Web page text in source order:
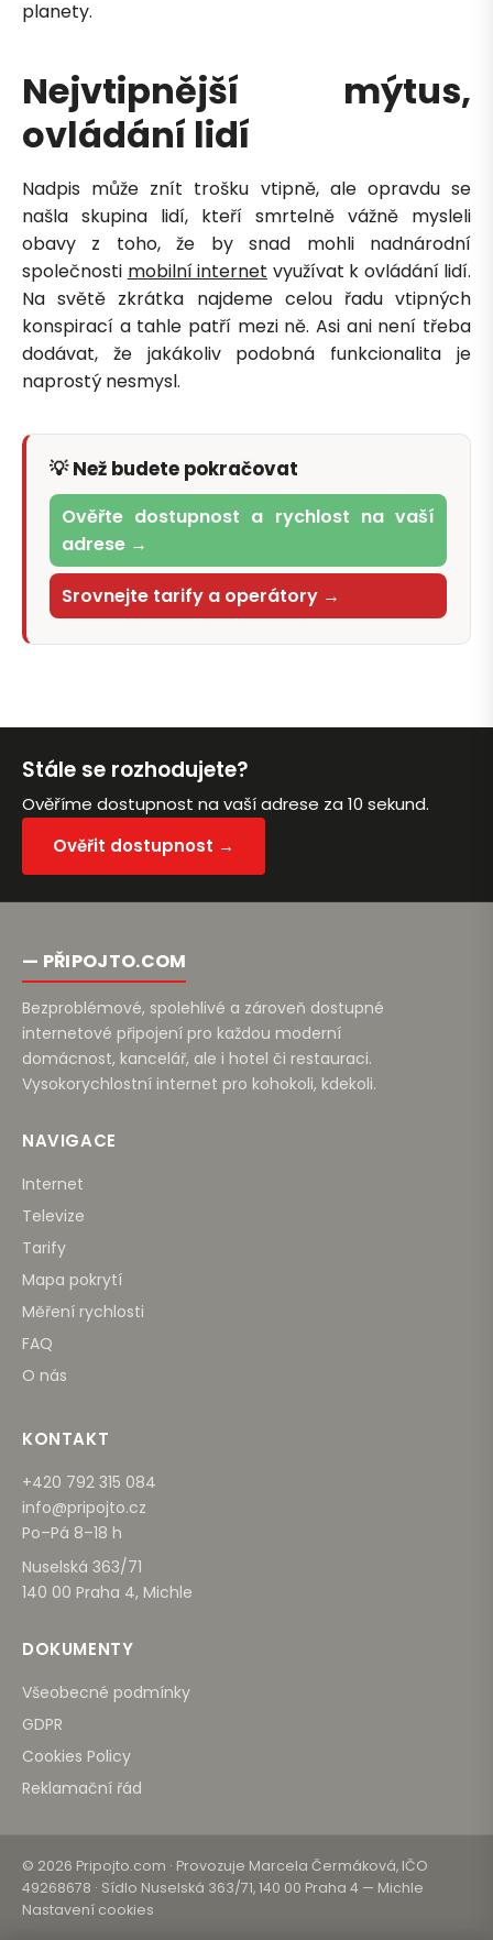
planety.
Nejvtipnější mýtus,
ovládání lidí
Nadpis může znít trošku vtipně, ale opravdu se
našla skupina lidí, kteří smrtelně vážně mysleli
obavy z toho, že by snad mohli nadnárodní
společnosti mobilní internet využívat k ovládání lidí.
Na světě zkrátka najdeme celou řadu vtipných
konspirací a tahle patří mezi ně. Asi ani není třeba
dodávat, že jakákoliv podobná funkcionalita je
naprostý nesmysl.
💡 Než budete pokračovat
Ověřte dostupnost a rychlost na vaší
adrese →
Srovnejte tarify a operátory →
Stále se rozhodujete?
Ověříme dostupnost na vaší adrese za 10 sekund.
Ověřit dostupnost →
— PŘIPOJTO.COM
Bezproblémové, spolehlivé a zároveň dostupné
internetové připojení pro každou moderní
domácnost, kancelář, ale i hotel či restauraci.
Vysokorychlostní internet pro kohokoli, kdekoli.
NAVIGACE
Internet
Televize
Tarify
Mapa pokrytí
Měření rychlosti
FAQ
O nás
KONTAKT
+420 792 315 084
info@pripojto.cz
Po–Pá 8–18 h
Nuselská 363/71
140 00 Praha 4, Michle
DOKUMENTY
Všeobecné podmínky
GDPR
Cookies Policy
Reklamační řád
© 2026 Pripojto.com · Provozuje Marcela Čermáková, IČO
49268678 · Sídlo Nuselská 363/71, 140 00 Praha 4 — Michle
Nastavení cookies